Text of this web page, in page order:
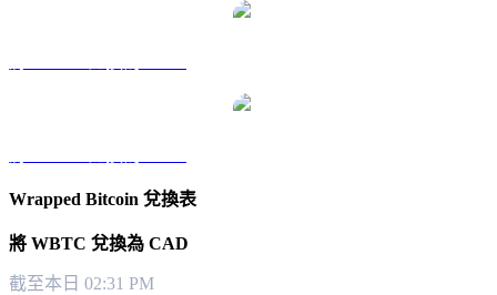
Wrapped Bitcoin 兌換表
將 WBTC 兌換為 CAD
截至本日 02:31 PM